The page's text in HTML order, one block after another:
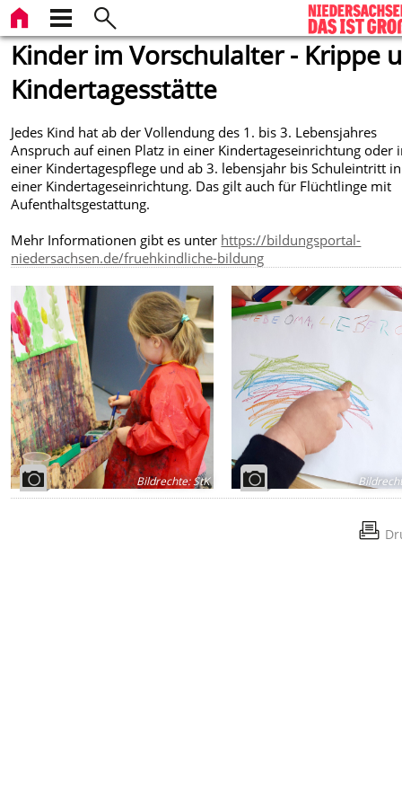
Kinder im Vorschulalter - Krippe
Kindertagesstätte
Jedes Kind hat ab der Vollendung des 1. bis 3. Lebensjahres
Anspruch auf einen Platz in einer Kindertageseinrichtung oder
einer Kindertagespflege und ab 3. lebensjahr bis Schuleintritt in
einer Kindertageseinrichtung. Das gilt auch für Flüchtlinge mit
Aufenthaltsgestattung.
Mehr Informationen gibt es unter https://bildungsportal-
niedersachsen.de/fruehkindliche-bildung
Bildrechte:StK